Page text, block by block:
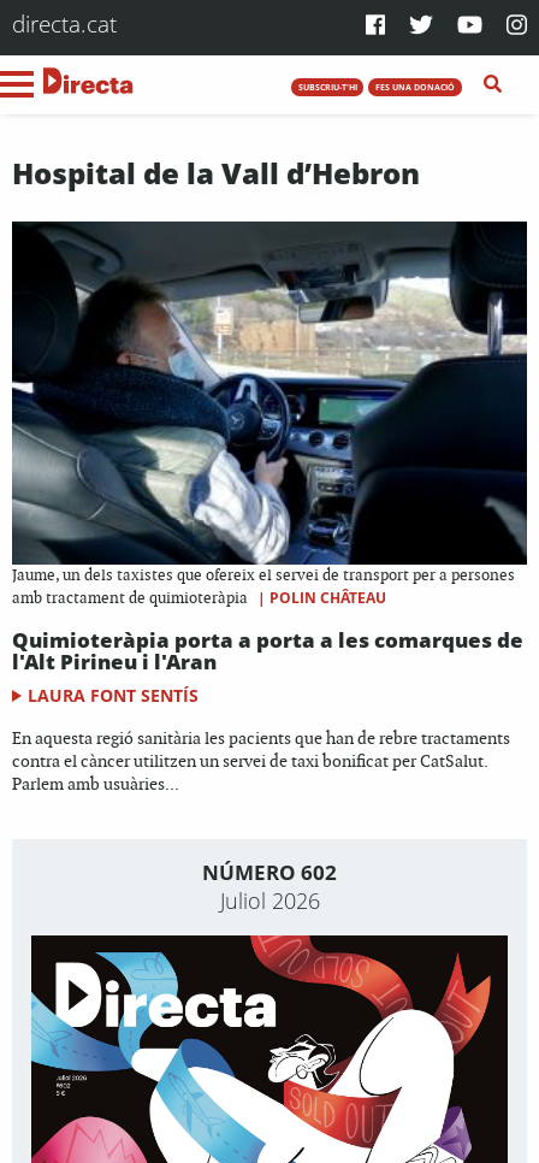
directa.cat
SUBSCRIU-T'HI FES UNA DONACIÓ
Hospital de la Vall d’Hebron
Jaume, un dels taxistes que ofereix el servei de transport per a persones
amb tractament de quimioteràpia
| POLIN CHÂTEAU
Quimioteràpia porta a porta a les comarques de
l'Alt Pirineu i l'Aran
LAURA FONT SENTÍS
En aquesta regió sanitària les pacients que han de rebre tractaments
contra el càncer utilitzen un servei de taxi bonificat per CatSalut.
Parlem amb usuàries...
NÚMERO 602
Juliol 2026